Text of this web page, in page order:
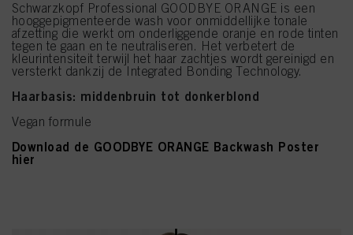
Schwarzkopf Professional GOODBYE ORANGE is een
hooggepigmenteerde wash voor onmiddellijke tonale
afzetting die werkt om onderliggende oranje en rode tinten
tegen te gaan en te neutraliseren. Het verbetert de
kleurintensiteit terwijl het haar zachtjes wordt gereinigd en
versterkt dankzij de Integrated Bonding Technology.
Haarbasis: middenbruin tot donkerblond
Vegan formule
Download de GOODBYE ORANGE Backwash Poster
hier